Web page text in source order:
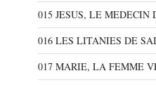
015 JESUS, LE MEDECIN
016 LES LITANIES DE
017 MARIE, LA FEMME